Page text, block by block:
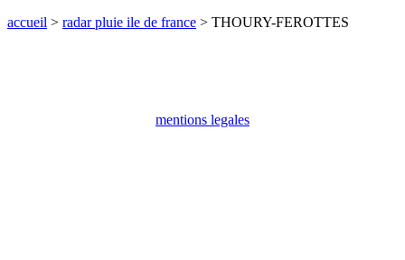
accueil > radar pluie ile de france > THOURY-FEROTTES
mentions legales